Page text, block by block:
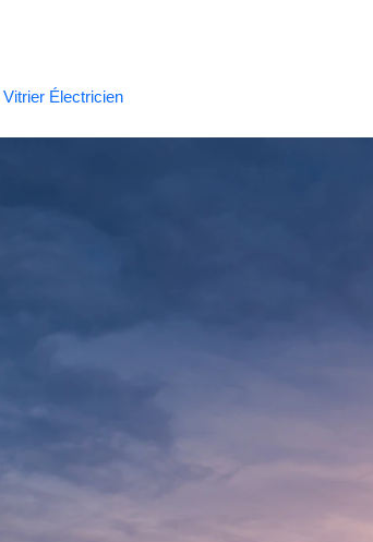
Vitrier Électricien